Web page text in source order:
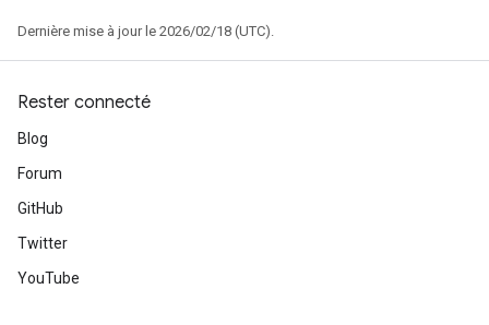
Dernière mise à jour le 2026/02/18 (UTC).
Rester connecté
Blog
Forum
GitHub
Twitter
YouTube